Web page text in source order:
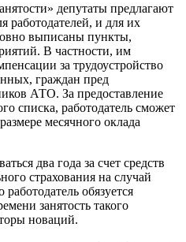
депутаты предлагают
работодателей, и для их
выписаны пункты,
В частности, им
за трудоустройство
граждан пред
АТО. За предоставление
списка, работодатель сможет
месячного оклада
два года за счет средств
страхования на случай
обязуется
занятость такого
новаций.